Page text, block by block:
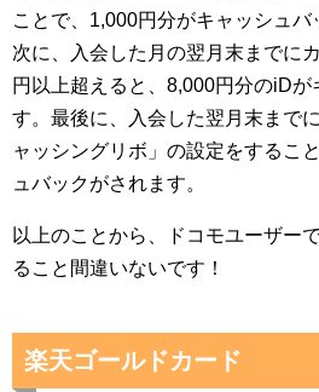
ことで、1,000円分がキャッシュバ
次に、入会した月の翌月末までに
円以上超えると、8,000円分のiDが
す。最後に、入会した翌月末まで
ャッシングリボ」の設定をするこ
ュバックがされます。
以上のことから、ドコモユーザー
ること間違いないです！
楽天ゴールドカード